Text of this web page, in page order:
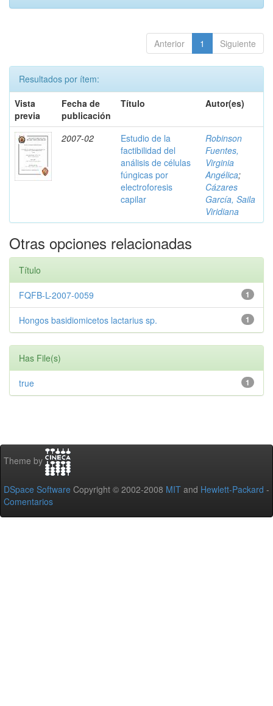
Anterior 1 Siguiente
Resultados por ítem:
Vista
previa
Fecha de
publicación
Título Autor(es)
2007-02
Estudio de la
factibilidad del
análisis de células
fúngicas por
electroforesis
capilar
Robinson
Fuentes,
Virginia
Angélica;
Cázares
García, Saila
Viridiana
Otras opciones relacionadas
Título
1
FQFB-L-2007-0059
1
Hongos basidiomicetos lactarius sp.
Has File(s)
1
true
Theme by
DSpace Software Copyright © 2002-2008 MIT and Hewlett-Packard -
Comentarios